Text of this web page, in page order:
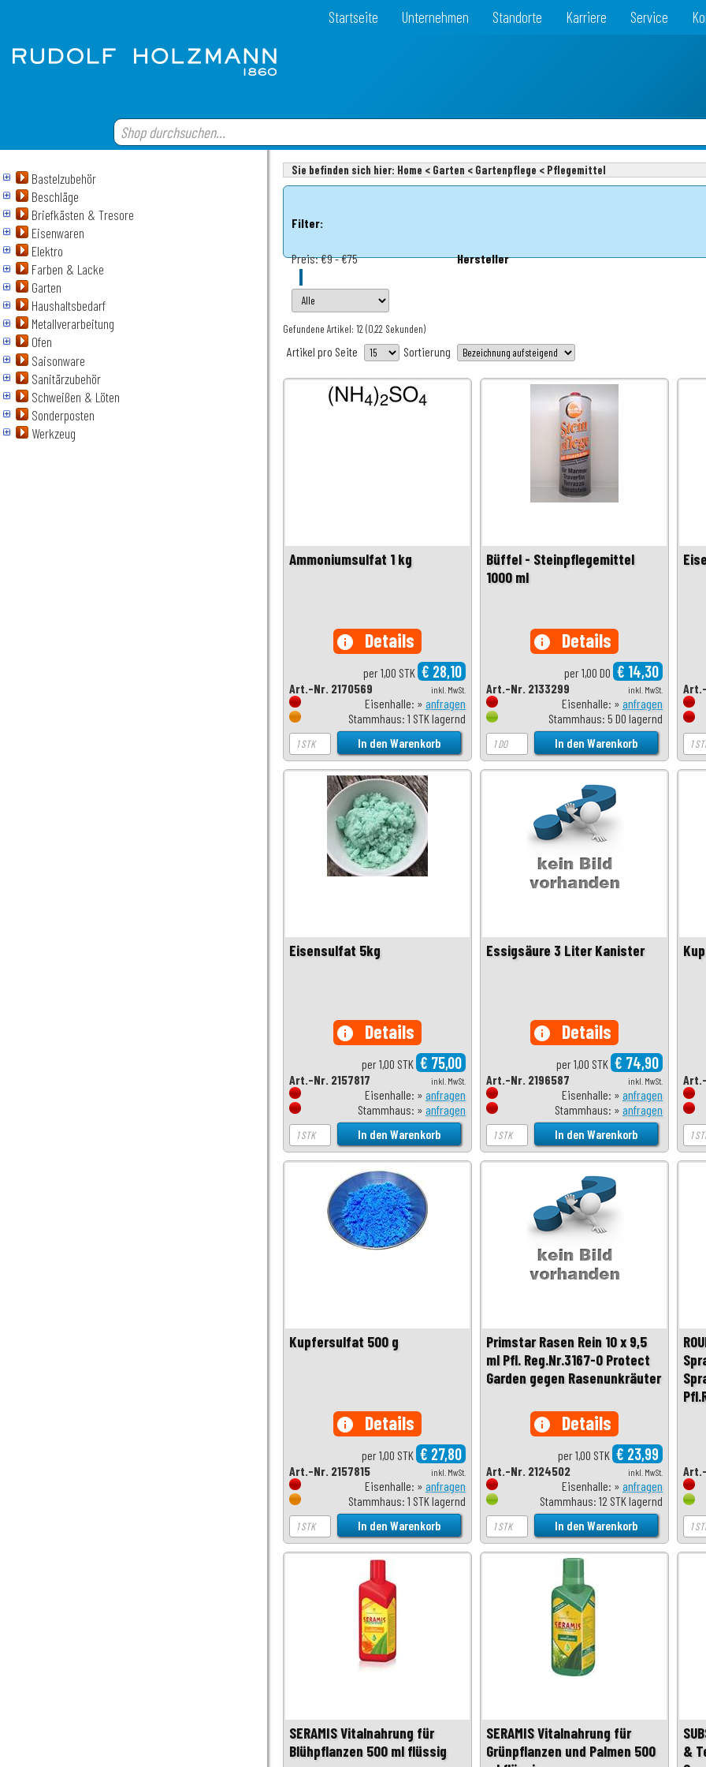
Startseite Unternehmen Standorte Karriere Service
Bastelzubehör
Beschläge
Briefkästen & Tresore
Eisenwaren
Elektro
Farben & Lacke
Garten
Haushaltsbedarf
Metallverarbeitung
Ofen
Saisonware
Sanitärzubehör
Schweißen & Löten
Sonderposten
Werkzeug
Sie befinden sich hier: Home < Garten < Gartenpflege < Pflegemittel
Filter:
Preis:€9 - €75 Hersteller
Gefundene Artikel: 12(0,22 Sekunden)
Artikel pro Seite Sortierung
Ammoniumsulfat 1 kg
info Details
per 1,00 STK € 28,10
inkl. MwSt.
Art.-Nr. 2170569
Eisenhalle: » anfragen
Stammhaus: 1 STK lagernd
Büffel - Steinpflegemittel
1000 ml
info Details
per 1,00 DO € 14,30
inkl. MwSt.
Art.-Nr. 2133299
Eisenhalle: » anfragen
Stammhaus: 5 DO lagernd
Eisensulfat 5kg
info Details
per 1,00 STK € 75,00
inkl. MwSt.
Art.-Nr. 2157817
Eisenhalle: » anfragen
Stammhaus: » anfragen
Essigsäure 3 Liter Kanister
info Details
per 1,00 STK € 74,90
inkl. MwSt.
Art.-Nr. 2196587
Eisenhalle: » anfragen
Stammhaus: » anfragen
Kupfersulfat 500 g
info Details
per 1,00 STK € 27,80
inkl. MwSt.
Art.-Nr. 2157815
Eisenhalle: » anfragen
Stammhaus: 1 STK lagernd
Primstar Rasen Rein 10 x 9,5
ml Pfl. Reg.Nr.3167-0 Protect
Garden gegen Rasenunkräuter
info Details
per 1,00 STK € 23,99
inkl. MwSt.
Art.-Nr. 2124502
Eisenhalle: » anfragen
Stammhaus: 12 STK lagernd
SERAMIS Vitalnahrung für
Blühpflanzen 500 ml flüssig
SERAMIS Vitalnahrung für
Grünpflanzen und Palmen 500
&